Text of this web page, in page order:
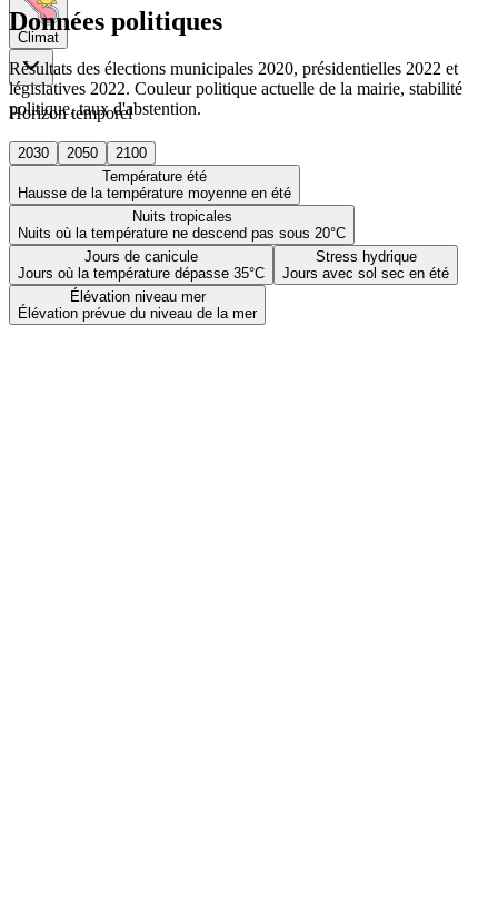
Climat
Horizon temporel
2030 2050
2100
Température été
Hausse de la température moyenne en été
Nuits tropicales
Nuits où la température ne descend pas sous 20°C
Jours de canicule
Jours où la température dépasse 35°C
Stress hydrique
Jours avec sol sec en été
Élévation niveau mer
Élévation prévue du niveau de la mer
Données politiques
Résultats des élections municipales 2020, présidentielles 2022 et
législatives 2022. Couleur politique actuelle de la mairie, stabilité
politique, taux d'abstention.